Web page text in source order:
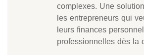
complexes. Une
les entrepreneurs qui
leurs finances
professionnelles dès la